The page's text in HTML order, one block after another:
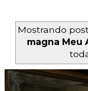
Mostrando
magna Meu